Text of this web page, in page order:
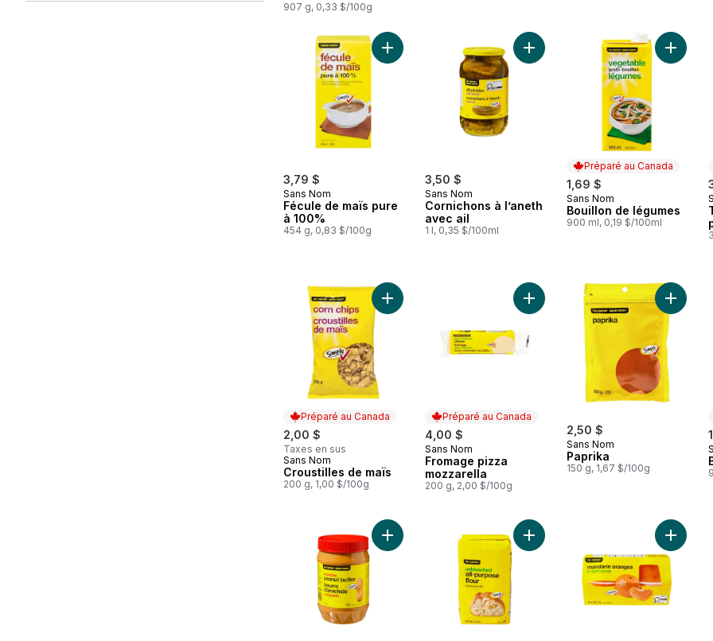
907 g, 0,33 $/100g
3,79 $
Sans Nom
Fécule de maïs pure
à 100%
454 g, 0,83 $/100g
Ajouter Fécule de maïs pure à 100% au panier
3,50 $
Sans Nom
Cornichons à l’aneth
avec ail
1 l, 0,35 $/100ml
Ajouter Cornichons à l’aneth avec
Préparé au Canada
1,69 $
Préparé au Canada
Sans Nom
Bouillon de légumes
900 ml, 0,19 $/100ml
Ajouter
Préparé au Canada
2,00 $
Taxes en sus
Préparé au Canada
Sans Nom
Croustilles de maïs
200 g, 1,00 $/100g
Ajouter Croustilles de maïs au panier
Préparé au Canada
4,00 $
Préparé au Canada
Sans Nom
Fromage pizza
mozzarella
200 g, 2,00 $/100g
Ajouter Fromage pizza mozzarella
2,50 $
Sans Nom
Paprika
150 g, 1,67 $/100g
Ajouter
Ajouter Beurre d’arachide croquant au panier
Ajouter Farine tout usage nonAjouter